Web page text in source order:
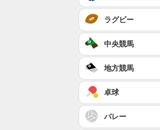
ラグビー
中央競馬
地方競馬
卓球
バレー